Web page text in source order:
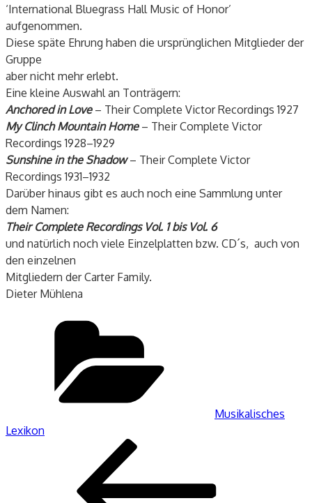
‘International Bluegrass Hall Music of Honor’
aufgenommen.
Diese späte Ehrung haben die ursprünglichen Mitglieder der
Gruppe
aber nicht mehr erlebt.
Eine kleine Auswahl an Tonträgern:
Anchored in Love – Their Complete Victor Recordings 1927
My Clinch Mountain Home – Their Complete Victor
Recordings 1928–1929
Sunshine in the Shadow – Their Complete Victor
Recordings 1931–1932
Darüber hinaus gibt es auch noch eine Sammlung unter
dem Namen:
Their Complete Recordings Vol. 1 bis Vol. 6
und natürlich noch viele Einzelplatten bzw. CD´s, auch von
den einzelnen
Mitgliedern der Carter Family.
Dieter Mühlena
Musikalisches
Lexikon
Beitragsnavigation